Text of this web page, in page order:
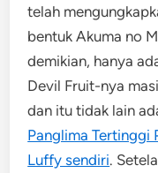
telah
bentuk Akuma no
demikian, hanya
Devil Fruit-nya
dan itu tidak lain
Panglima Tertinggi
Luffy sendiri.